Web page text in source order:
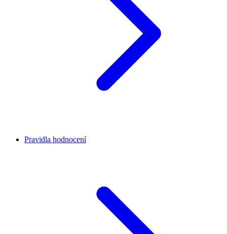
Pravidla hodnocení